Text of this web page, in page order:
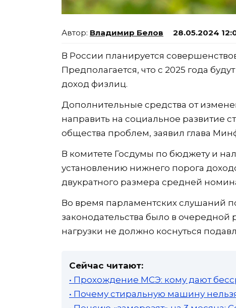
Владимир Белов 28.05.2024
В России планируется
Предполагается, что с 2025 года
доход физлиц.
Дополнительные средства от
направить на социальное развитие
общества проблем, заявил глава
В комитете Госдумы по бюджету и
установлению нижнего порога
двукратного размера средней
Во время парламентских слушаний
законодательства было в
нагрузки не должно коснуться
Сейчас читают:
• Прохождение МСЭ: кому дают
• Почему стиральную машину